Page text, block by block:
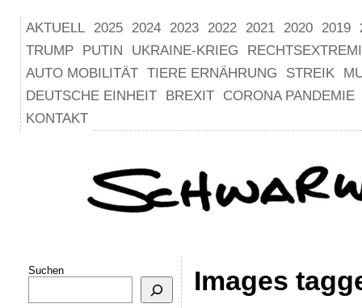
AKTUELL 2025 2024 2023 2022 2021 2020 2019
TRUMP
PUTIN UKRAINE-KRIEG
AUTO MOBILITÄT TIERE ERNÄHRUNG STREIK
DEUTSCHE EINHEIT
BREXIT
CORONA PANDEMIE
KONTAKT
Suchen Images